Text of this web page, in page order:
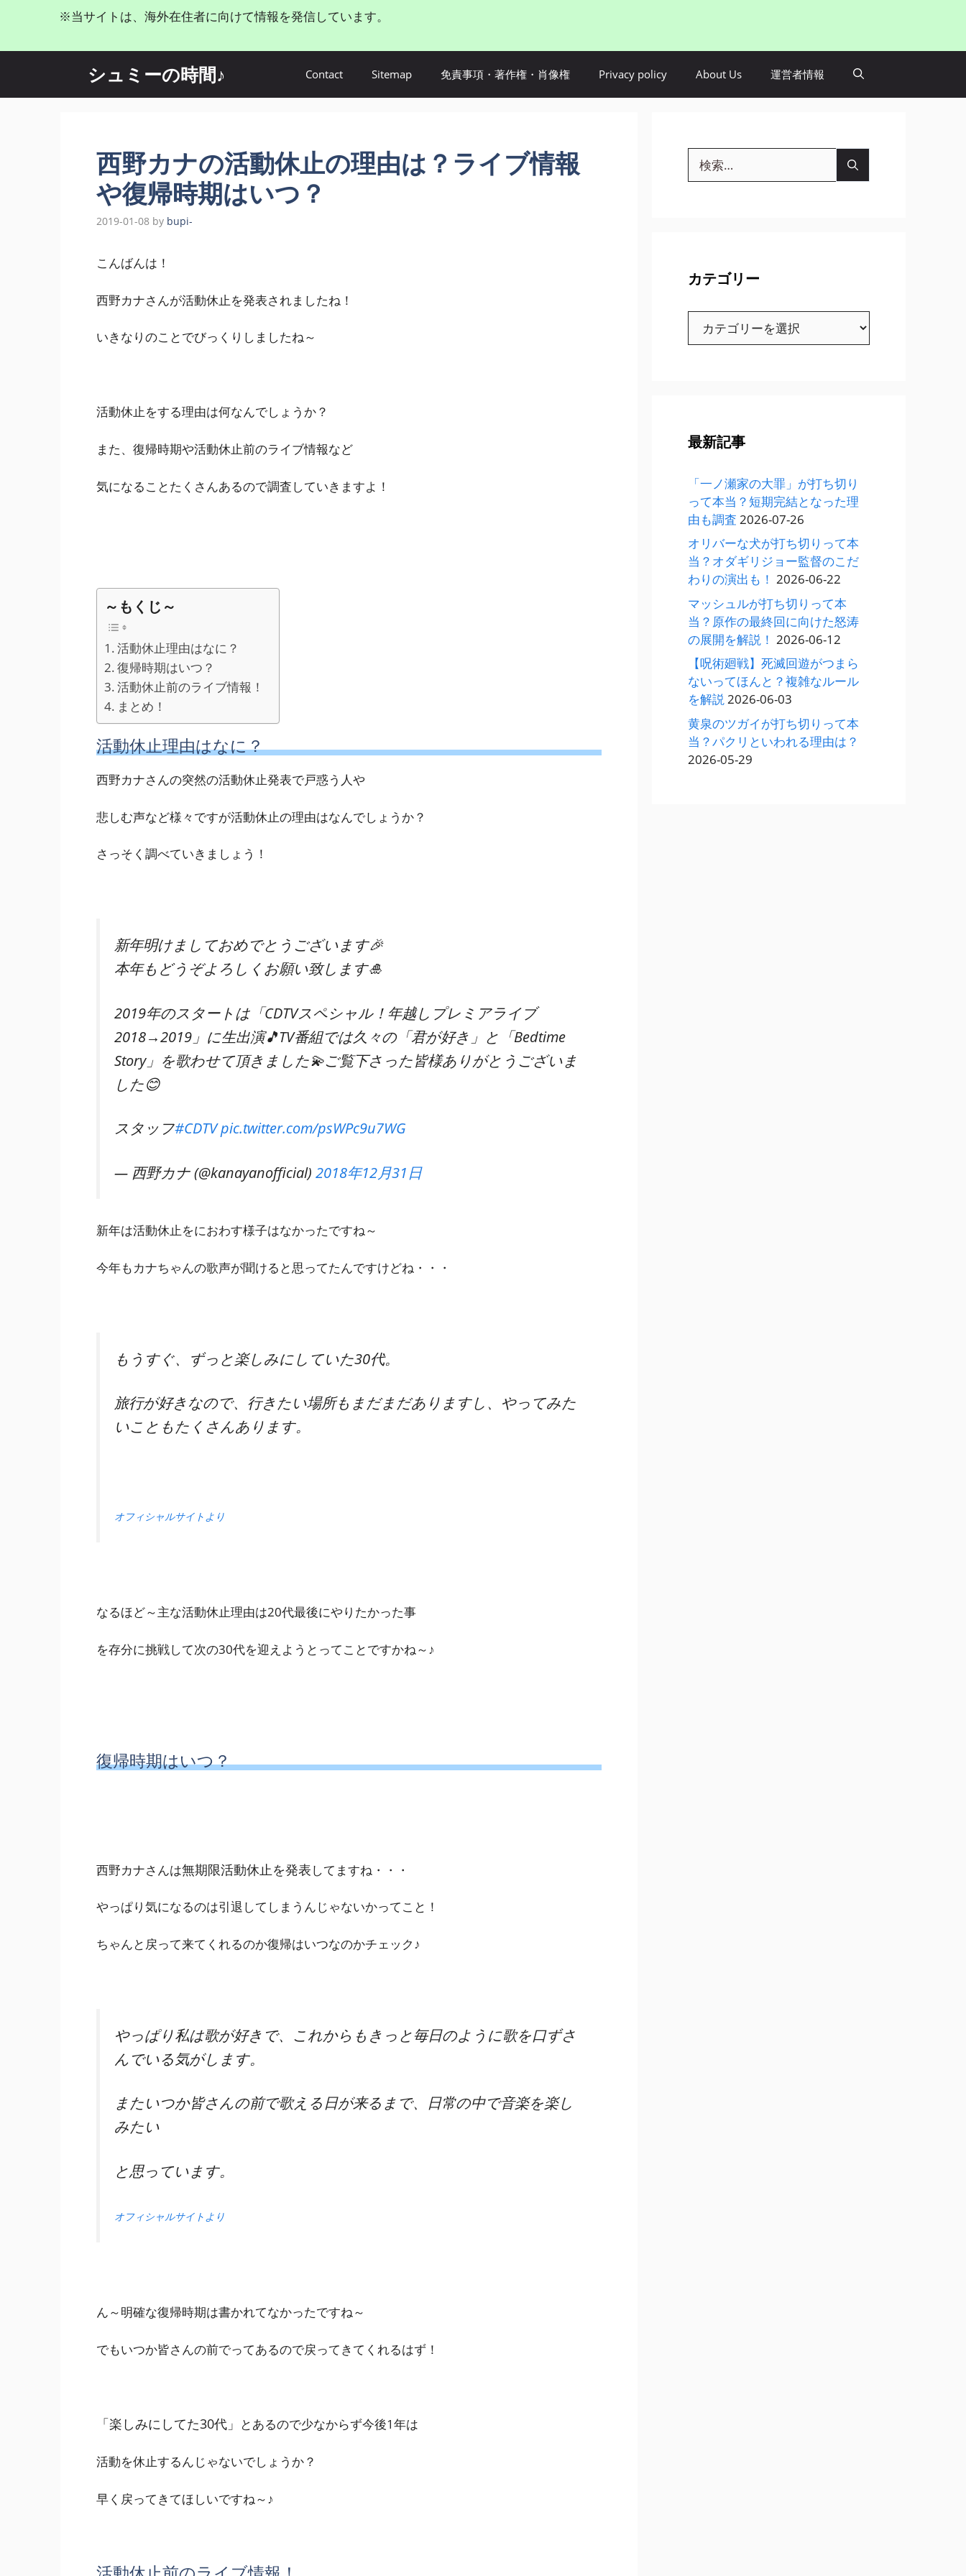
へ
※当サイトは、海外在住者に向けて情報を発信しています。
シュミーの時間♪ Contact Sitemap 免責事項・著作権・肖像権 Privacy policy About Us 運営者情報
西野カナの活動休止の理由は？ライブ情報
や復帰時期はいつ？
2019-01-08 by bupi-
こんばんは！
西野カナさんが活動休止を発表されましたね！
いきなりのことでびっくりしましたね～
活動休止をする理由は何なんでしょうか？
また、復帰時期や活動休止前のライブ情報など
気になることたくさんあるので調査していきますよ！
～もくじ～
活動休止理由はなに？
復帰時期はいつ？
活動休止前のライブ情報！
まとめ！
活動休止理由はなに？
西野カナさんの突然の活動休止発表で戸惑う人や
悲しむ声など様々ですが活動休止の理由はなんでしょうか？
さっそく調べていきましょう！
新年明けましておめでとうございます🎉
本年もどうぞよろしくお願い致します🎍
2019年のスタートは「CDTVスペシャル！年越しプレミアライブ
2018→2019」に生出演🎵TV番組では久々の「君が好き」と「Bedtime
Story」を歌わせて頂きました💫ご覧下さった皆様ありがとうございま
した😊
スタッフ#CDTVpic.twitter.com/psWPc9u7WG
— 西野カナ (@kanayanofficial) 2018年12月31日
新年は活動休止をにおわす様子はなかったですね～
今年もカナちゃんの歌声が聞けると思ってたんですけどね・・・
もうすぐ、ずっと楽しみにしていた30代。
旅行が好きなので、行きたい場所もまだまだありますし、やってみた
いこともたくさんあります。
オフィシャルサイトより
なるほど～主な活動休止理由は20代最後にやりたかった事
を存分に挑戦して次の30代を迎えようとってことですかね～♪
復帰時期はいつ？
西野カナさんは無期限活動休止を発表してますね・・・
やっぱり気になるのは引退してしまうんじゃないかってこと！
ちゃんと戻って来てくれるのか復帰はいつなのかチェック♪
やっぱり私は歌が好きで、これからもきっと毎日のように歌を口ずさ
んでいる気がします。
またいつか皆さんの前で歌える日が来るまで、日常の中で音楽を楽し
みたい
と思っています。
オフィシャルサイトより
ん～明確な復帰時期は書かれてなかったですね～
でもいつか皆さんの前でってあるので戻ってきてくれるはず！
「楽しみにしてた30代」 とあるので少なからず今後1年は
活動を休止するんじゃないでしょうか？
早く戻ってきてほしいですね～♪
索:
カテゴリー
最新記事
「一ノ瀬家の大罪」が打ち切り
って本当？短期完結となった理
由も調査 2026-07-26
オリバーな犬が打ち切りって本
当？オダギリジョー監督のこだ
わりの演出も！ 2026-06-22
マッシュルが打ち切りって本
当？原作の最終回に向けた怒涛
の展開を解説！ 2026-06-12
【呪術廻戦】死滅回遊がつまら
ないってほんと？複雑なルール
を解説2026-06-03
黄泉のツガイが打ち切りって本
当？パクリといわれる理由は？
2026-05-29